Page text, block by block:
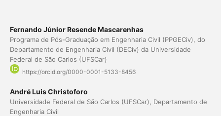
Fernando Júnior Resende Mascarenhas
Programa de Pós-Graduação em Engenharia Civil (PPGECiv), do
Departamento de Engenharia Civil (DECiv) da Universidade
Federal de São Carlos (UFSCar)
https://orcid.org/0000-0001-5133-8456
André Luis Christoforo
Universidade Federal de São Carlos (UFSCar), Departamento de
Engenharia Civil